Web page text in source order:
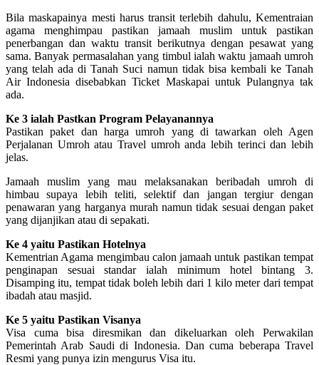
Bila maskapainya mesti harus transit terlebih dahulu, Kementraian
agama menghimpau pastikan jamaah muslim untuk pastikan
penerbangan dan waktu transit berikutnya dengan pesawat yang
sama. Banyak permasalahan yang timbul ialah waktu jamaah umroh
yang telah ada di Tanah Suci namun tidak bisa kembali ke Tanah
Air Indonesia disebabkan Ticket Maskapai untuk Pulangnya tak
ada.
Ke 3 ialah Pastkan Program Pelayanannya
Pastikan paket dan harga umroh yang di tawarkan oleh Agen
Perjalanan Umroh atau Travel umroh anda lebih terinci dan lebih
jelas.
Jamaah muslim yang mau melaksanakan beribadah umroh di
himbau supaya lebih teliti, selektif dan jangan tergiur dengan
penawaran yang harganya murah namun tidak sesuai dengan paket
yang dijanjikan atau di sepakati.
Ke 4 yaitu Pastikan Hotelnya
Kementrian Agama mengimbau calon jamaah untuk pastikan tempat
penginapan sesuai standar ialah minimum hotel bintang 3.
Disamping itu, tempat tidak boleh lebih dari 1 kilo meter dari tempat
ibadah atau masjid.
Ke 5 yaitu Pastikan Visanya
Visa cuma bisa diresmikan dan dikeluarkan oleh Perwakilan
Pemerintah Arab Saudi di Indonesia. Dan cuma beberapa Travel
Resmi yang punya izin mengurus Visa itu.